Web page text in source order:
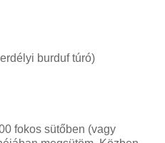
burduf túró)
fokos sütőben (vagy